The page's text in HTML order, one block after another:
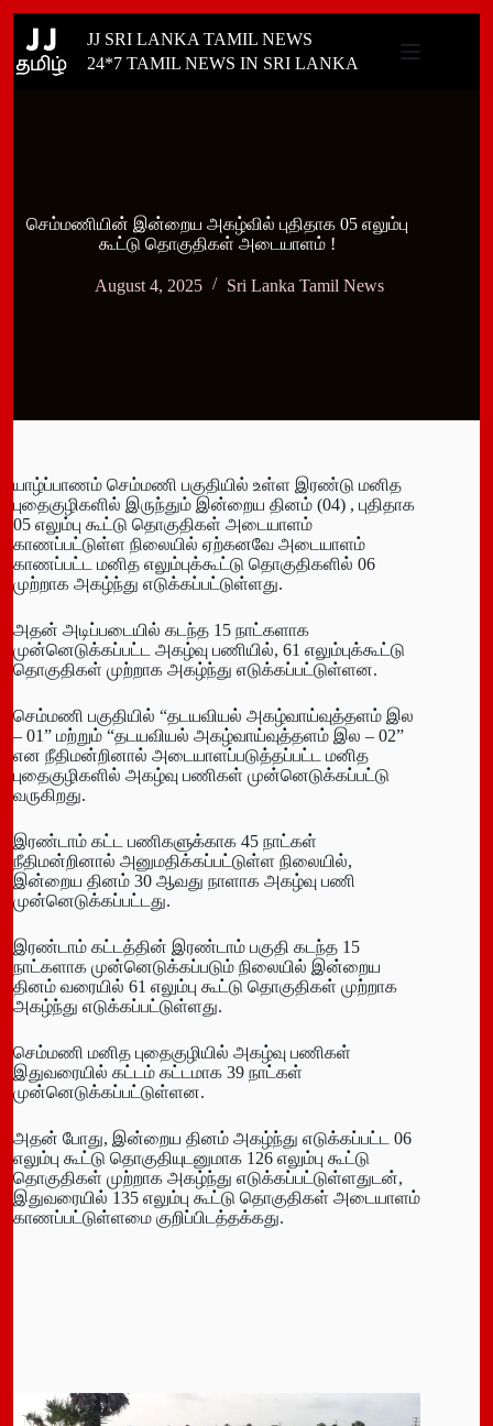
content
JJ SRI LANKA TAMIL NEWS
24*7 TAMIL NEWS IN SRI LANKA
செம்மணியின் இன்றைய அகழ்வில் புதிதாக 05 எலும்பு
கூட்டு தொகுதிகள் அடையாளம் !
August 4, 2025 Sri Lanka Tamil News
யாழ்ப்பாணம் செம்மணி பகுதியில் உள்ள இரண்டு மனித
புதைகுழிகளில் இருந்தும் இன்றைய தினம் (04) , புதிதாக
05 எலும்பு கூட்டு தொகுதிகள் அடையாளம்
காணப்பட்டுள்ள நிலையில் ஏற்கனவே அடையாளம்
காணப்பட்ட மனித எலும்புக்கூட்டு தொகுதிகளில் 06
முற்றாக அகழ்ந்து எடுக்கப்பட்டுள்ளது.
அதன் அடிப்படையில் கடந்த 15 நாட்களாக
முன்னெடுக்கப்பட்ட அகழ்வு பணியில், 61 எலும்புக்கூட்டு
தொகுதிகள் முற்றாக அகழ்ந்து எடுக்கப்பட்டுள்ளன.
செம்மணி பகுதியில் “தடயவியல் அகழ்வாய்வுத்தளம் இல
– 01” மற்றும் “தடயவியல் அகழ்வாய்வுத்தளம் இல – 02”
என நீதிமன்றினால் அடையாளப்படுத்தப்பட்ட மனித
புதைகுழிகளில் அகழ்வு பணிகள் முன்னெடுக்கப்பட்டு
வருகிறது.
இரண்டாம் கட்ட பணிகளுக்காக 45 நாட்கள்
நீதிமன்றினால் அனுமதிக்கப்பட்டுள்ள நிலையில்,
இன்றைய தினம் 30 ஆவது நாளாக அகழ்வு பணி
முன்னெடுக்கப்பட்டது.
இரண்டாம் கட்டத்தின் இரண்டாம் பகுதி கடந்த 15
நாட்களாக முன்னெடுக்கப்படும் நிலையில் இன்றைய
தினம் வரையில் 61 எலும்பு கூட்டு தொகுதிகள் முற்றாக
அகழ்ந்து எடுக்கப்பட்டுள்ளது.
செம்மணி மனித புதைகுழியில் அகழ்வு பணிகள்
இதுவரையில் கட்டம் கட்டமாக 39 நாட்கள்
முன்னெடுக்கப்பட்டுள்ளன.
அதன் போது, இன்றைய தினம் அகழ்ந்து எடுக்கப்பட்ட 06
எலும்பு கூட்டு தொகுதியுடனுமாக 126 எலும்பு கூட்டு
தொகுதிகள் முற்றாக அகழ்ந்து எடுக்கப்பட்டுள்ளதுடன்,
இதுவரையில் 135 எலும்பு கூட்டு தொகுதிகள் அடையாளம்
காணப்பட்டுள்ளமை குறிப்பிடத்தக்கது.